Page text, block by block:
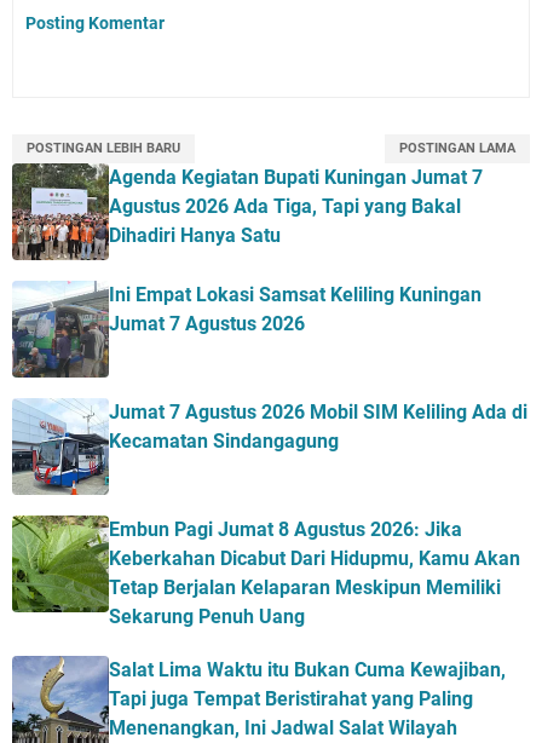
Posting Komentar
POSTINGAN LEBIH BARU POSTINGAN LAMA
Agenda Kegiatan Bupati Kuningan Jumat 7
Agustus 2026 Ada Tiga, Tapi yang Bakal
Dihadiri Hanya Satu
Ini Empat Lokasi Samsat Keliling Kuningan
Jumat 7 Agustus 2026
Jumat 7 Agustus 2026 Mobil SIM Keliling Ada di
Kecamatan Sindangagung
Embun Pagi Jumat 8 Agustus 2026: Jika
Keberkahan Dicabut Dari Hidupmu, Kamu Akan
Tetap Berjalan Kelaparan Meskipun Memiliki
Sekarung Penuh Uang
Salat Lima Waktu itu Bukan Cuma Kewajiban,
Tapi juga Tempat Beristirahat yang Paling
Menenangkan, Ini Jadwal Salat Wilayah